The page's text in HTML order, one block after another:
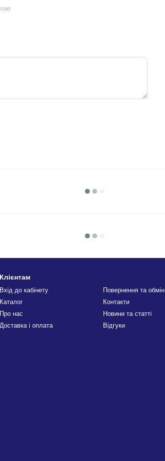
Клієнтам
Вхід до кабінету
Каталог
Про нас
Доставка і оплата
Повернення та обмін
Контакти
Новини та статті
Відгуки